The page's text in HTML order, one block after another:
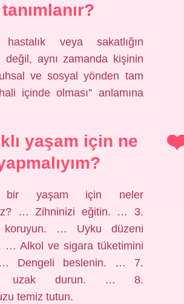
tanımlanır?
hastalık veya sakatlığın
değil, aynı zamanda kişinin
ve sosyal yönden tam
içinde olması” anlamına
yaşam için ne
bir yaşam için neler
… Zihninizi eğitin. … 3.
koruyun. … Uyku düzeni
… Alkol ve sigara tüketimini
… Dengeli beslenin. … 7.
uzak durun. … 8.
temiz tutun.